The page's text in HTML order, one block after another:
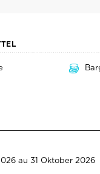
au 31 Oktober 2026